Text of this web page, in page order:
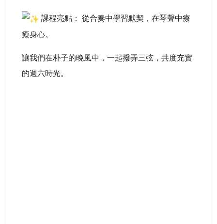
課程亮點： 從合奏中學習默契，在琴聲中療
癒身心。
讓我們在朴子的晚風中，一起撥弄三弦，共度充實
的週六時光。